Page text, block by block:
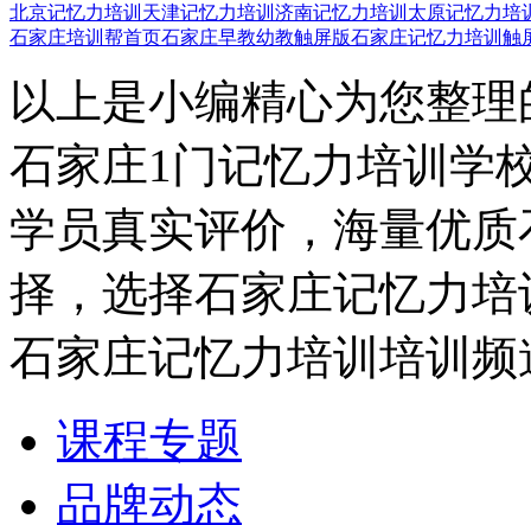
北京记忆力培训 天津记忆力培训 济南记忆力培训 太原记忆力培
石家庄培训帮首页石家庄早教幼教触屏版石家庄记忆力培训触
以上是小编精心为您整
石家庄1门记忆力培训学
学员真实评价，海量优
择，选择石家庄记忆力
石家庄记忆力培训培训频
课程专题
品牌动态